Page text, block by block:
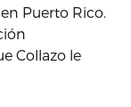
Puerto Rico.
Collazo le